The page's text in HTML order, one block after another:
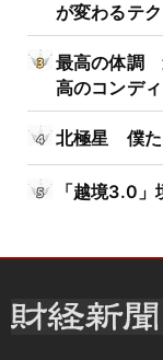
が変わるテ
最高の体調
高のコンデ
北極星 僕た
「越境3.0